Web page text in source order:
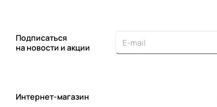
Подписаться
на новости и акции
Интернет-магазин